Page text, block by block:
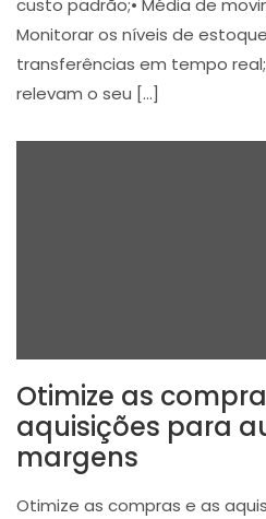
custo padrão;• Média de
Monitorar os níveis de
transferências em tempo
relevam o seu […]
Otimize as
aquisições para
margens
Otimize as compras e as